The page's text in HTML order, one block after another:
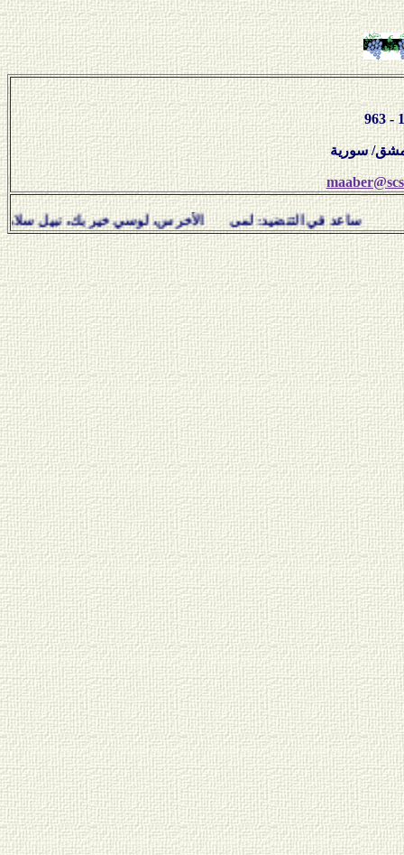
لمى الأخرس، لوسي خير بك، نبيل سلامة، هفال يوسف